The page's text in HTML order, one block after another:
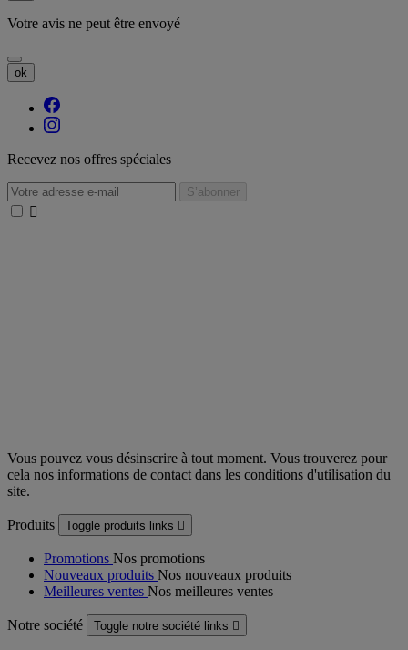
Votre avis ne peut être envoyé
ok
Recevez nos offres spéciales

Vous pouvez vous désinscrire à tout moment. Vous trouverez pour
cela nos informations de contact dans les conditions d'utilisation du
site.
Produits Toggle produits links 
Promotions Nos promotions
Nouveaux produits Nos nouveaux produits
Meilleures ventes Nos meilleures ventes
Notre société Toggle notre société links 